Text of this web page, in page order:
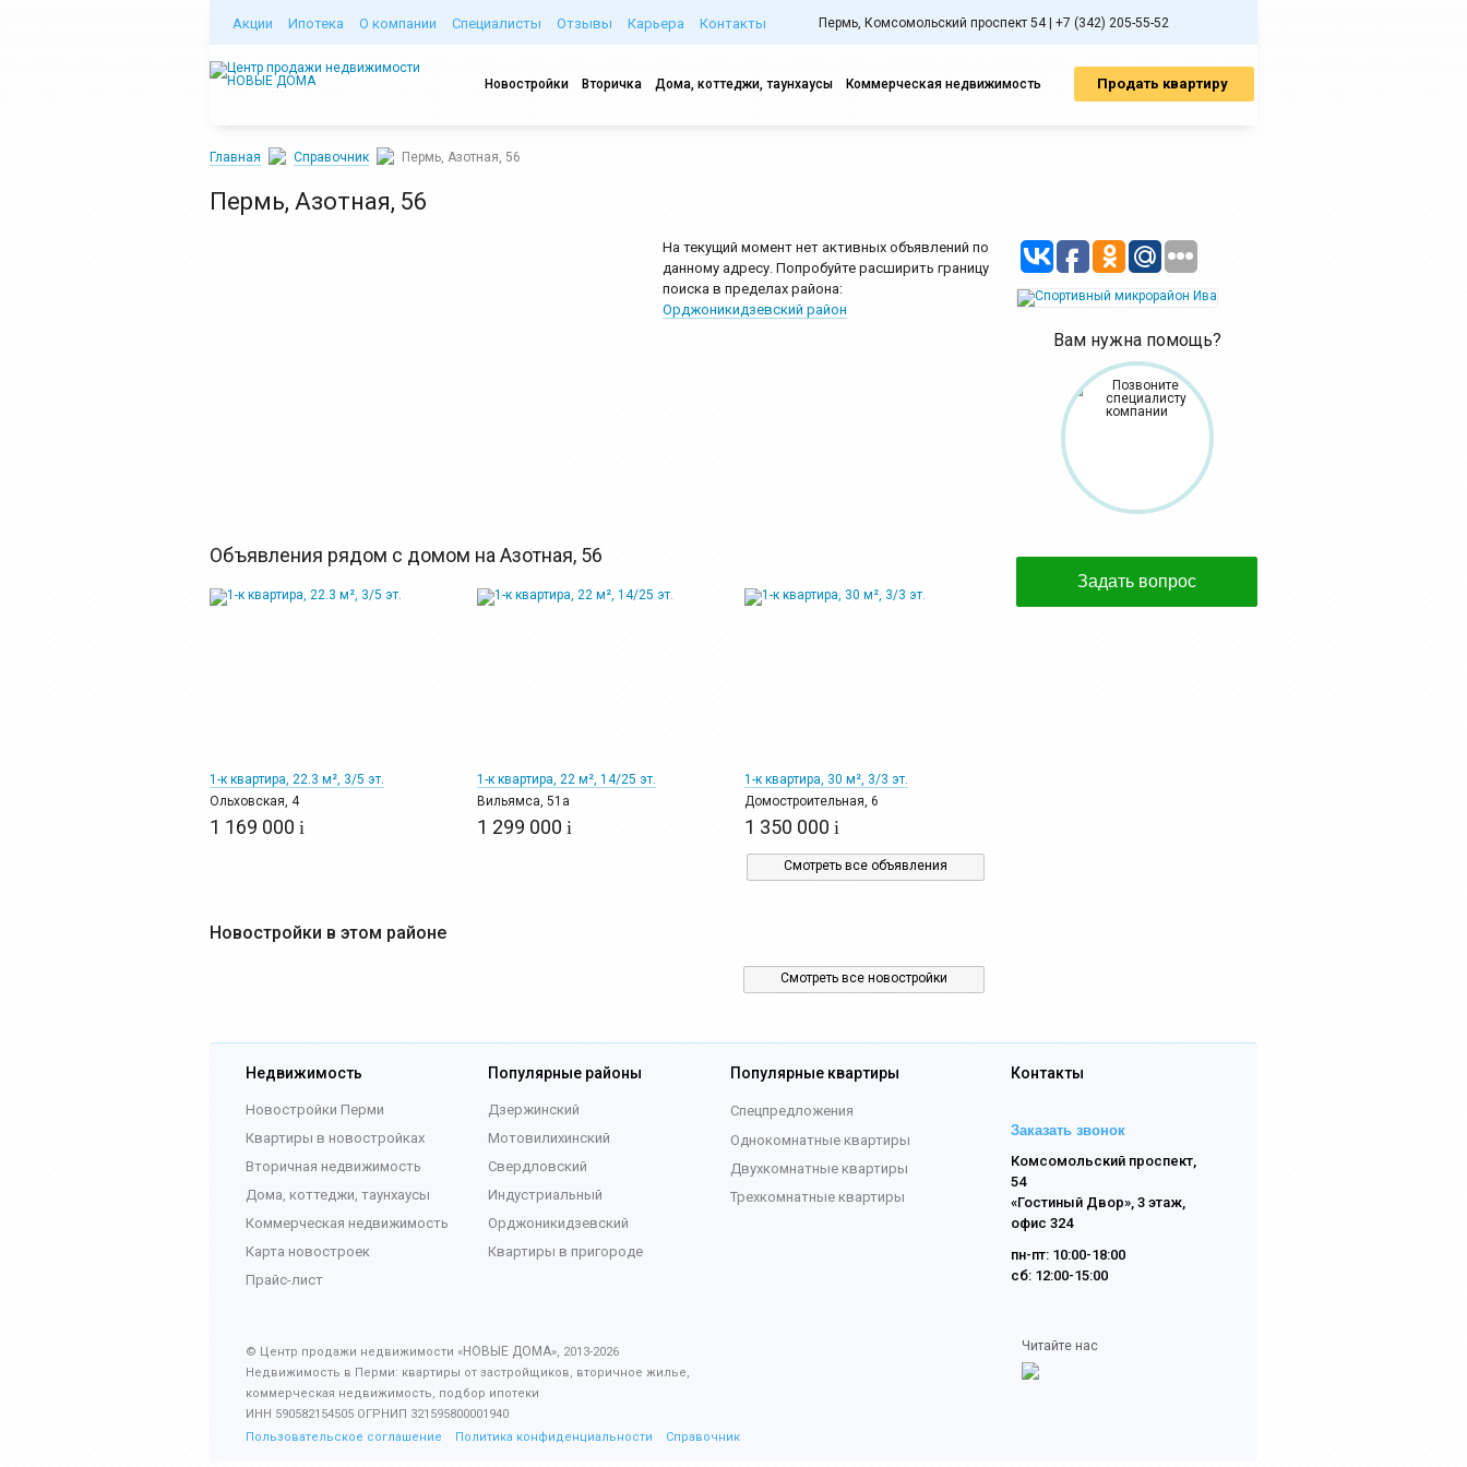
Акции Ипотека О компании Специалисты Отзывы Карьера Контакты Пермь, Комсомольский проспект 54 | +7 (342) 205-55-52
Новостройки Вторичка Дома, коттеджи, таунхаусы Коммерческая недвижимость Продать квартиру
Главная Справочник Пермь, Азотная, 56
Пермь, Азотная, 56
На текущий момент нет активных объявлений по
данному адресу. Попробуйте расширить границу
поиска в пределах района:
Орджоникидзевский район
Объявления рядом с домом на Азотная, 56
1-к квартира, 22.3 м², 3/5 эт.
Ольховская, 4
1 169 000 i
1-к квартира, 22 м², 14/25 эт.
Вильямса, 51а
1 299 000 i
1-к квартира, 30 м², 3/3 эт.
Домостроительная, 6
1 350 000 i
Смотреть все объявления
Новостройки в этом районе
Смотреть все новостройки
Вам нужна помощь?
Задать вопрос
Недвижимость
Новостройки Перми
Квартиры в новостройках
Вторичная недвижимость
Дома, коттеджи, таунхаусы
Коммерческая недвижимость
Карта новостроек
Прайс-лист
Популярные районы
Дзержинский
Мотовилихинский
Свердловский
Индустриальный
Орджоникидзевский
Квартиры в пригороде
Популярные квартиры
Спецпредложения
Однокомнатные квартиры
Двухкомнатные квартиры
Трехкомнатные квартиры
Контакты
Заказать звонок
Комсомольский проспект,
54
«Гостиный Двор», 3 этаж,
офис 324
пн-пт: 10:00-18:00
сб: 12:00-15:00
© Центр продажи недвижимости «НОВЫЕ ДОМА», 2013-2026
Недвижимость в Перми: квартиры от застройщиков, вторичное жилье,
коммерческая недвижимость, подбор ипотеки
ИНН 590582154505 ОГРНИП 321595800001940
Пользовательское соглашение
Политика конфиденциальности Справочник
Читайте нас